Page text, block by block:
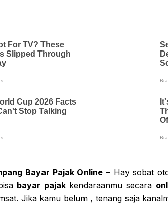
Bayar Pajak Online – Hay sobat
bayar pajakkendaraanmu secara
Jika kamu belum , tenang saja